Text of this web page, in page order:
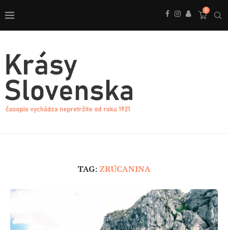
0
TAG: ZRÚCANINA